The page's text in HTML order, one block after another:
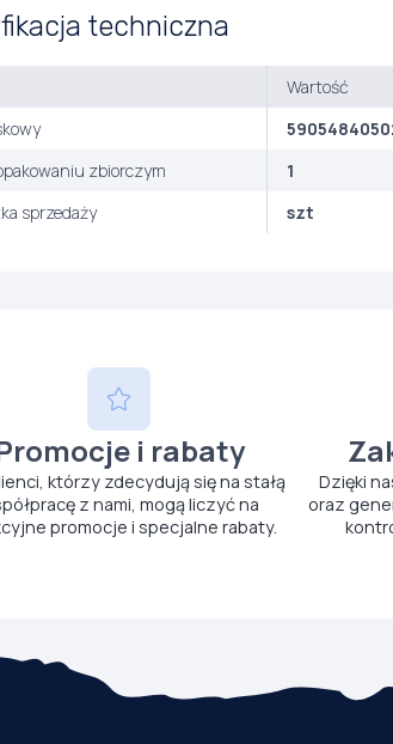
techniczna
Wartość
zbiorczym
1
sprzedaży
szt
i rabaty
którzy zdecydują się na stałą
z nami, mogą liczyć na
promocje i specjalne rabaty.
Dzięki
oraz